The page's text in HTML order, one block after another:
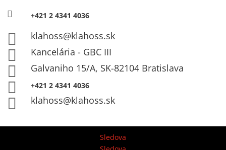
 +421 2 4341 4036
 klahoss@klahoss.sk
 Kancelária - GBC III
 Galvaniho 15/A, SK-82104 Bratislava
 +421 2 4341 4036
 klahoss@klahoss.sk
Sledova